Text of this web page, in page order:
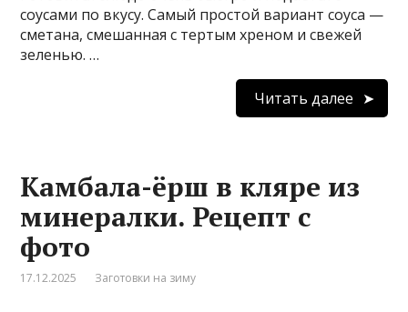
соусами по вкусу. Самый простой вариант соуса —
сметана, смешанная с тертым хреном и свежей
зеленью. …
Читать далее
Камбала-ёрш в кляре из
минералки. Рецепт с
фото
17.12.2025 Заготовки на зиму